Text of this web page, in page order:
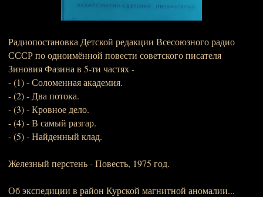
Радиопостановка Детской редакции Всесоюзного радио
СССР по одноимённой повести советского писателя
Зиновия Фазина в 5-ти частях -
- (1) - Соломенная академия.
- (2) - Два потока.
- (3) - Кровное дело.
- (4) - В самый разгар.
- (5) - Найденный клад.
Железный перстень - Повесть, 1975 год.
Об экспедиции в район Курской магнитной аномалии...